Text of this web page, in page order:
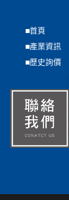
首頁
產業資訊
歷史詢價